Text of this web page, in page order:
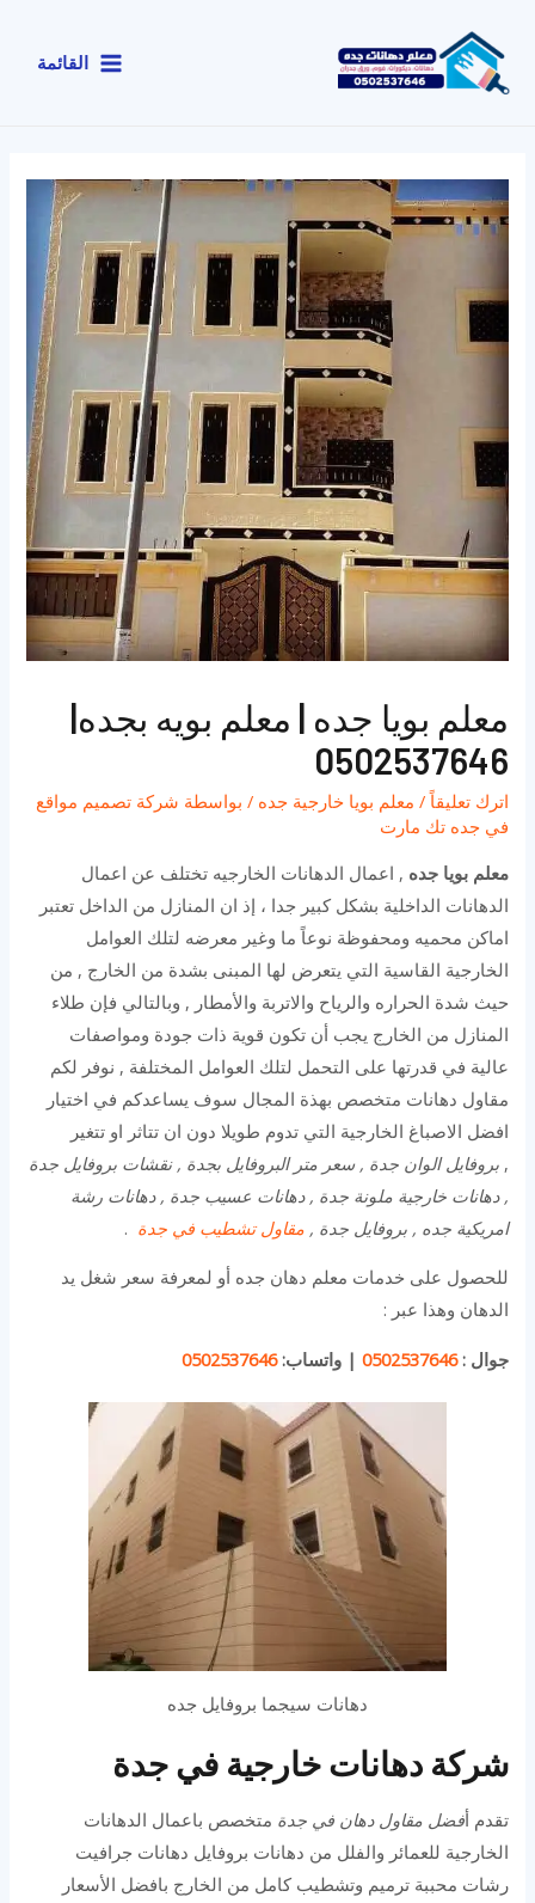
المحتوى
Main
القائمة
معلم بويا جده | معلم بويه بجده|
0502537646
اترك تعليقاً / معلم بويا خارجية جده / بواسطة شركة تصميم مواقع
في جده تك مارت
معلم بويا جده , اعمال الدهانات الخارجيه تختلف عن اعمال
الدهانات الداخلية بشكل كبير جدا ، إذ ان المنازل من الداخل تعتبر
اماكن محميه ومحفوظة نوعاً ما وغير معرضه لتلك العوامل
الخارجية القاسية التي يتعرض لها المبنى بشدة من الخارج , من
حيث شدة الحراره والرياح والاتربة والأمطار , وبالتالي فإن طلاء
المنازل من الخارج يجب أن تكون قوية ذات جودة ومواصفات
عالية في قدرتها على التحمل لتلك العوامل المختلفة , نوفر لكم
مقاول دهانات متخصص بهذة المجال سوف يساعدكم في اختيار
افضل الاصباغ الخارجية التي تدوم طويلا دون ان تتاثر او تتغير
, بروفايل الوان جدة , سعر متر البروفايل بجدة , نقشات بروفايل جدة
, دهانات خارجية ملونة جدة , دهانات عسيب جدة , دهانات رشة
امريكية جده , بروفايل جدة ,مقاول تشطيب في جدة .
للحصول على خدمات معلم دهان جده أو لمعرفة سعر شغل يد
الدهان وهذا عبر :
جوال :0502537646
| واتساب:0502537646
دهانات سيجما بروفايل جده
شركة دهانات خارجية في جدة
تقدم أفضل مقاول دهان في جدة متخصص باعمال الدهانات
الخارجية للعمائر والفلل من دهانات بروفايل دهانات جرافيت
رشات محببة ترميم وتشطيب كامل من الخارج بافضل الأسعار